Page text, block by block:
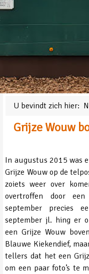
U bevindt zich hier:
Grijze Wouw
In augustus 2015 was
Grijze Wouw op de
zoiets weer over
overtroffen door
september precies
september jl. hing er
een Grijze Wouw
Blauwe Kiekendief,
tellers dat het een
om een paar foto’s te